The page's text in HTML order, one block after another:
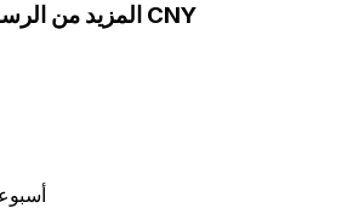
المزيد من الرسوم البيانية المباشرة CNY